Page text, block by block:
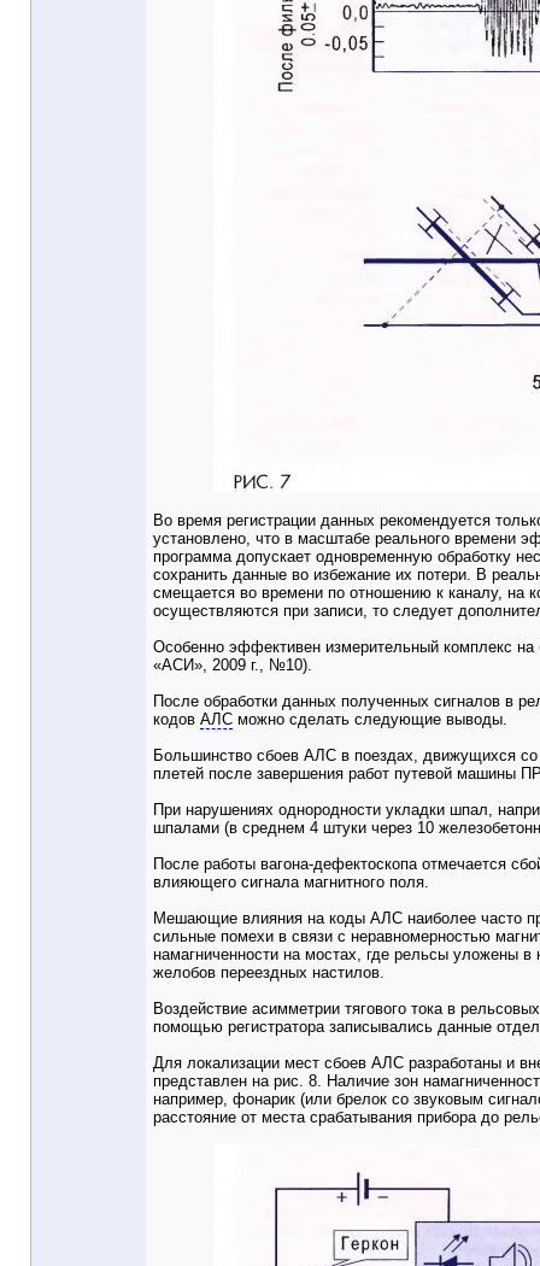
Во время регистрации данных рекомендуется
установлено, что в масштабе реального времени
программа допускает одновременную обработку
сохранить данные во избежание их потери. В
смещается во времени по отношению к каналу, на
осуществляются при записи, то следует
Особенно эффективен измерительный комплекс
«АСИ», 2009 г., №10).
После обработки данных полученных сигналов в
кодов АЛС можно сделать следующие выводы.
Большинство сбоев АЛС в поездах, движущихся со
плетей после завершения работ путевой машины
При нарушениях однородности укладки шпал,
шпалами (в среднем 4 штуки через 10
После работы вагона-дефектоскопа отмечается
влияющего сигнала магнитного поля.
Мешающие влияния на коды АЛС наиболее часто
сильные помехи в связи с неравномерностью
намагниченности на мостах, где рельсы уложены
желобов переездных настилов.
Воздействие асимметрии тягового тока в
помощью регистратора записывались данные
Для локализации мест сбоев АЛС разработаны и
представлен на рис. 8. Наличие зон
например, фонарик (или брелок со звуковым
расстояние от места срабатывания прибора до